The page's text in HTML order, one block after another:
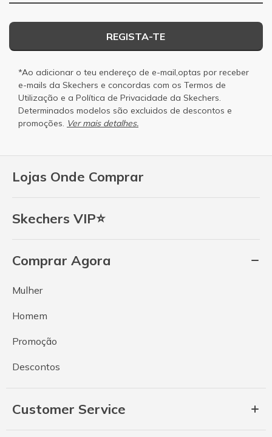
Lojas Onde Comprar
Skechers VIP⭐
Comprar Agora
Mulher
Homem
Promoção
Descontos
Customer Service
REGISTA-TE
*Ao adicionar o teu endereço de e-mail,optas por receber
e-mails da Skechers e concordas com os Termos de
Utilização e a Política de Privacidade da Skechers.
Determinados modelos são excluidos de descontos e
promoções. Ver mais detalhes.